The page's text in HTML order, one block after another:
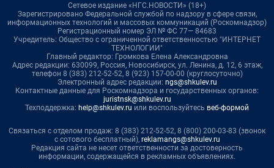
Сетевое издание «НГС.НОВОСТИ» (18+)
Зарегистрировано Федеральной службой по надзору в сфере связи,
информационных технологий и массовых коммуникаций (Роскомнадзор)
Регистрационный номер ЭЛ № ФС 77— 84683
Учредитель: Общество с ограниченной ответственностью "ИНТЕРНЕТ
ТЕХНОЛОГИИ"
Главный редактор: Громкова Елена Александровна
Адрес редакции: 630099, Россия, Новосибирск, ул. Ленина, д. 12, 6 этаж,
телефон 8 (383) 212-52-52, 8 (923) 157-00-00 (круглосуточно)
Электронный адрес редакции: ngs@shkulev.ru
Контактные данные для Роскомнадзора и государственных органов:
juristnsk@shkulev.ru
Техподдержка: help@shkulev.ru или воспользуйтесь веб-формой
Связаться с отделом продаж: 8 (383) 212-52-52, 8 (800) 200-03-83 (звонок
с сотового бесплатный), reklamangs@shkulev.ru
Редакция сайта не несет ответственности за достоверность
информации, содержащейся в рекламных объявлениях.